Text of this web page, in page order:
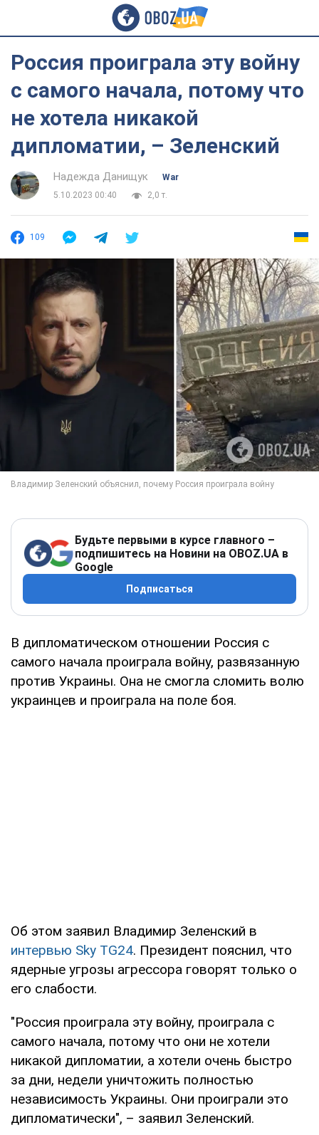
Россия проиграла эту войну
с самого начала, потому что
не хотела никакой
дипломатии, – Зеленский
Надежда Данищук
War
5.10.2023 00:40
2,0 т.
109
Будьте первыми в курсе главного –
подпишитесь на Новини на OBOZ.UA в
Google
Подписаться
В дипломатическом отношении Россия с
самого начала проиграла войну, развязанную
против Украины. Она не смогла сломить волю
украинцев и проиграла на поле боя.
Об этом заявил Владимир Зеленский в
интервью Sky TG24. Президент пояснил, что
ядерные угрозы агрессора говорят только о
его слабости.
"Россия проиграла эту войну, проиграла с
самого начала, потому что они не хотели
никакой дипломатии, а хотели очень быстро
за дни, недели уничтожить полностью
независимость Украины. Они проиграли это
дипломатически", – заявил Зеленский.